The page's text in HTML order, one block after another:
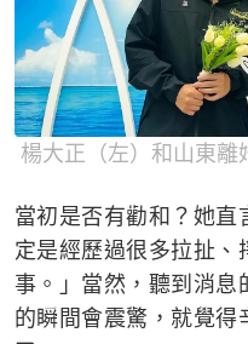
楊大正（左）和山東離
當初是否有勸和？她直
定是經歷過很多拉扯、
事。」當然，聽到消息
的瞬間會震驚，就覺得